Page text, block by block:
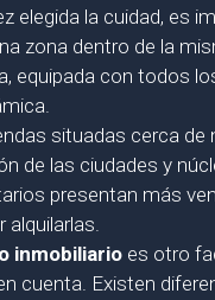
elegida la cuidad, es
zona dentro de la
equipada con todos
situadas cerca de
de las ciudades y
presentan más
alquilarlas.
inmobiliarioes otro
cuenta. Existen